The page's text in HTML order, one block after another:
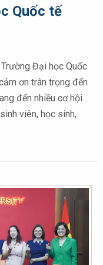
Quốc tế
Đại học Quốc
ơn trân trọng đến
đến nhiều cơ hội
viên, học sinh,